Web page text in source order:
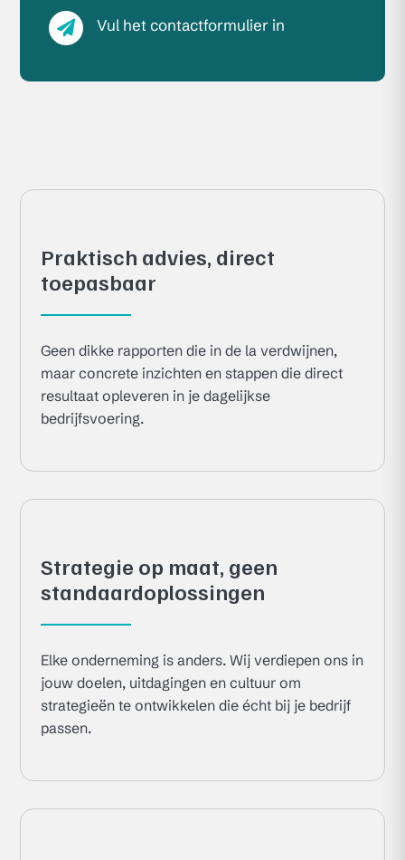
 Vul het contactformulier in
Praktisch advies, direct
toepasbaar
Geen dikke rapporten die in de la verdwijnen,
maar concrete inzichten en stappen die direct
resultaat opleveren in je dagelijkse
bedrijfsvoering.
Strategie op maat, geen
standaardoplossingen
Elke onderneming is anders. Wij verdiepen ons in
jouw doelen, uitdagingen en cultuur om
strategieën te ontwikkelen die écht bij je bedrijf
passen.